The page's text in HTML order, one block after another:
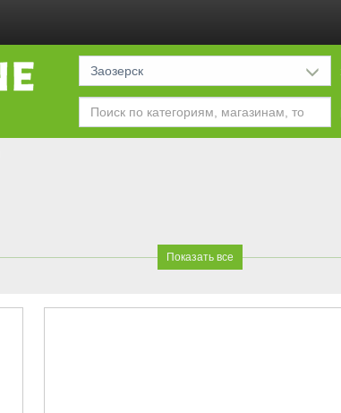
Заозерск
Показать все